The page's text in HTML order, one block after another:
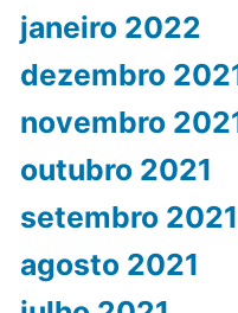
janeiro 2022
dezembro
novembro
outubro 2021
setembro 2021
agosto 2021